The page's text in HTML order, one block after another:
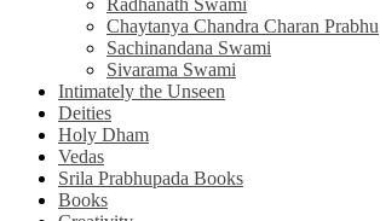
Radhanath Swami
Chaytanya Chandra Charan Prabhu
Sachinandana Swami
Sivarama Swami
Intimately the Unseen
Deities
Holy Dham
Vedas
Srila Prabhupada Books
Books